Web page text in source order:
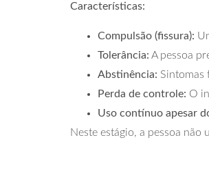
Características:
Compulsão (fissura):
Tolerância: A pessoa
Abstinência: Sintomas
Perda de controle: O
Uso contínuo apesar
Neste estágio, a pessoa não